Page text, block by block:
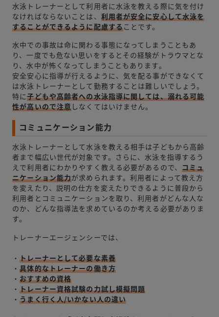
水泳トレーナーとして利用者に水泳を教える際に気を付け
なければならないことは、 利用者が安全に安心して水泳を
することができるように配慮することです。
水中での事故は命に関わる事態になってしまうこともあ
り、一度でも危ない思いをするとその経験がトラウマとな
り、水中が怖くなってしまうこともあります。
安全安心に指導が行えるように、気を配る事ができなくて
は水泳トレーナーとして勤務することは難しいでしょう。
特に子どもや高齢者への水泳指導に関しては、溺れる可能
性が高いので注意しなくてはいけません。
コミュニケーション能力
水泳トレーナーとして水泳を教える相手は子どもから高齢
者まで幅広い世代が対象です。さらに、水泳を指導するう
えで利用者にわかりやすく教える必要があるので、 コミュ
ニケーション能力が求められます。利用者によって教え方
を変えたり、説明の仕方を変えたりできるように普段から
利用者とコミュニケーションを取り、利用者がどんな人な
のか、どんな指導法を求めているのか考える必要がありま
す。
トレーナーエージェンシーでは、
・トレーナーとして必要な素養
・具体的なトレーナーの働き方
・おすすめの資格
・トレーナー資格試験の力試し模擬問題
・うまく行く人/いかない人の違い